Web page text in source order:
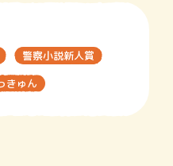
警察小説新人賞
きゅん